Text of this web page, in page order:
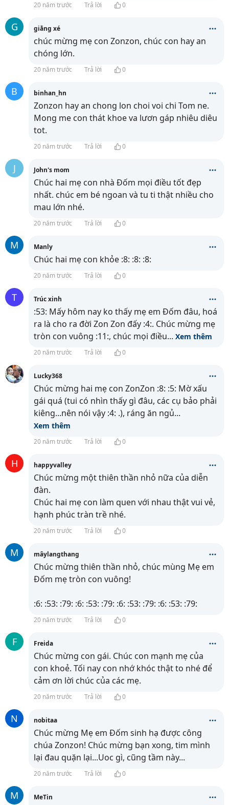
20 năm trước Trả lời 0
G giằng xé
chúc mừng mẹ con Zonzon, chúc con hay an
chóng lớn.
20 năm trước Trả lời 0
B binhan_hn
Zonzon hay an chong lon choi voi chi Tom ne.
Mong me con thát khoe va lươn gáp nhiêu diêu
tot.
20 năm trước Trả lời 0
J John's mom
Chúc hai mẹ con nhà Đốm mọi điều tốt đẹp
nhất. chúc em bé ngoan và tu ti thật nhiều cho
mau lớn nhé.
20 năm trước Trả lời 0
M Manly
Chúc hai mẹ con khỏe :8: :8: :8:
20 năm trước Trả lời 0
T Trúc xinh
:53: Mấy hôm nay ko thấy mẹ em Đốm đâu, hoá
ra là cho ra đời Zon Zon đấy :4:. Chúc mừng mẹ
tròn con vuông :11:, chúc mọi điều... Xem thêm
20 năm trước Trả lời 0
Lucky368
Chúc mừng hai mẹ con ZonZon :8: :5: Mờ xấu
gái quá (tui có nhìn thấy gì đâu, các cụ bảo phải
kiêng...nên nói vậy :4: .), ráng ăn ngủ...
Xem thêm
20 năm trước Trả lời 0
H happyvalley
Chúc mừng một thiên thần nhỏ nữa của diễn
đàn.
Chúc hai mẹ con làm quen với nhau thật vui vẻ,
hạnh phúc tràn trề nhé.
20 năm trước Trả lời 0
M mâylangthang
Chúc mừng thiên thần nhỏ, chúc mùng Mẹ em
Đốm mẹ tròn con vuông!
:6: :53: :79: :6: :53: :79: :6: :53: :79: :6: :53: :79:
20 năm trước Trả lời 0
F Freida
Chúc mừng con gái. Chúc con mạnh mẹ của
con khoẻ. Tối nay con nhớ khóc thật to nhé để
cảm ơn lời chúc của các mẹ.
20 năm trước Trả lời 0
N nobitaa
Chúc mừng Mẹ em Đốm sinh hạ được công
chúa Zonzon! Chúc mừng bạn xong, tim mình
lại đau quặn lại...Uoc gì, cũng tầm này...
20 năm trước Trả lời 0
M MeTin